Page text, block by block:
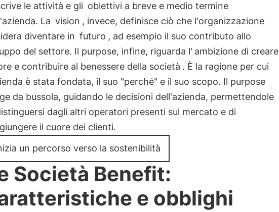
le attività e gli obiettivi a breve e medio termine
La vision , invece, definisce ciò che l'organizzazione
diventare in futuro , ad esempio il suo contributo allo
del settore. Il purpose, infine, riguarda l' ambizione di creare
e contribuire al benessere della società . È la ragione per cui
è stata fondata, il suo "perché" e il suo scopo. Il purpose
da bussola, guidando le decisioni dell'azienda, permettendole
dagli altri operatori presenti sul mercato e di
il cuore dei clienti.
un percorso verso la sostenibilità
Società Benefit:
e obblighi